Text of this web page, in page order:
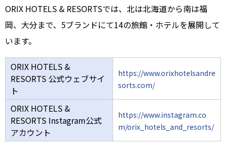
ORIX HOTELS & RESORTSでは、北は北海道から南は福
岡、大分まで、5ブランドにて14の旅館・ホテルを展開して
います。
ORIX HOTELS &
RESORTS 公式ウェブサイ
ト
https://www.orixhotelsandre
sorts.com/
ORIX HOTELS &
RESORTS Instagram公式
アカウント
https://www.instagram.co
m/orix_hotels_and_resorts/